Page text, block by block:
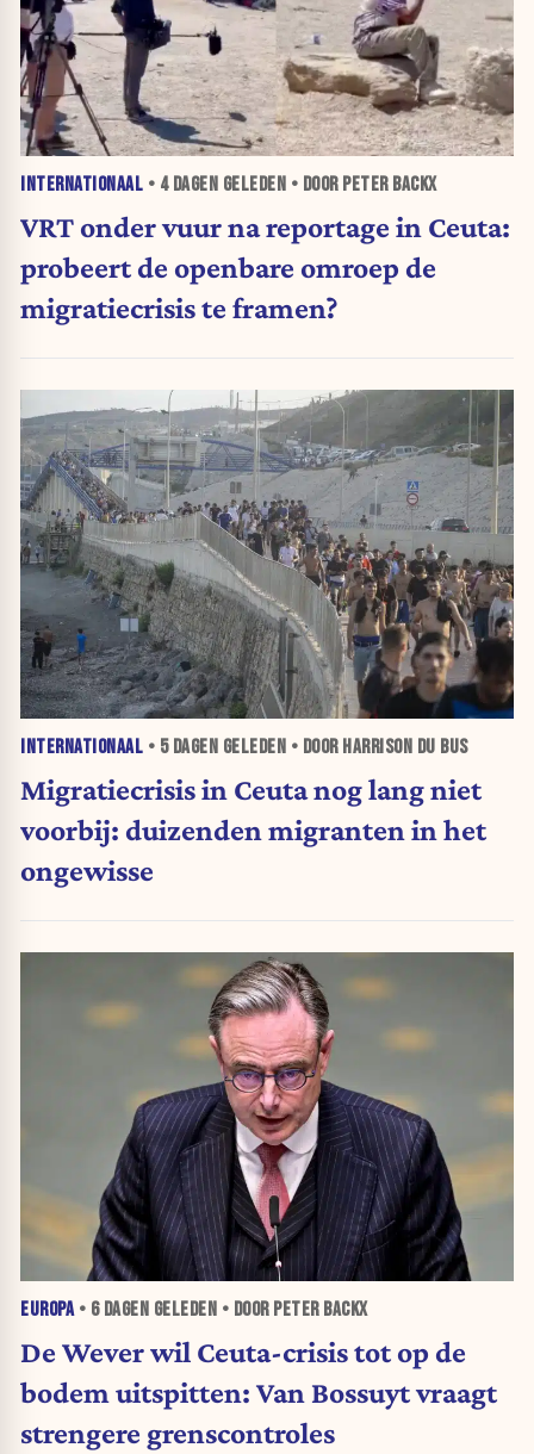
INTERNATIONAAL • 4 DAGEN GELEDEN • DOOR PETER BACKX
VRT onder vuur na reportage in Ceuta:
probeert de openbare omroep de
migratiecrisis te framen?
INTERNATIONAAL • 5 DAGEN GELEDEN • DOOR HARRISON DU BUS
Migratiecrisis in Ceuta nog lang niet
voorbij: duizenden migranten in het
ongewisse
EUROPA• 6 DAGEN GELEDEN • DOOR PETER BACKX
De Wever wil Ceuta-crisis tot op de
bodem uitspitten: Van Bossuyt vraagt
strengere grenscontroles